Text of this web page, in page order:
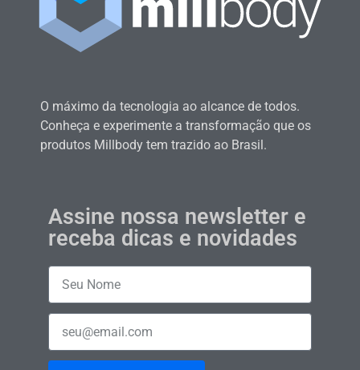
O máximo da tecnologia ao alcance de todos.
Conheça e experimente a transformação que os
produtos Millbody tem trazido ao Brasil.
Assine nossa newsletter e
receba dicas e novidades